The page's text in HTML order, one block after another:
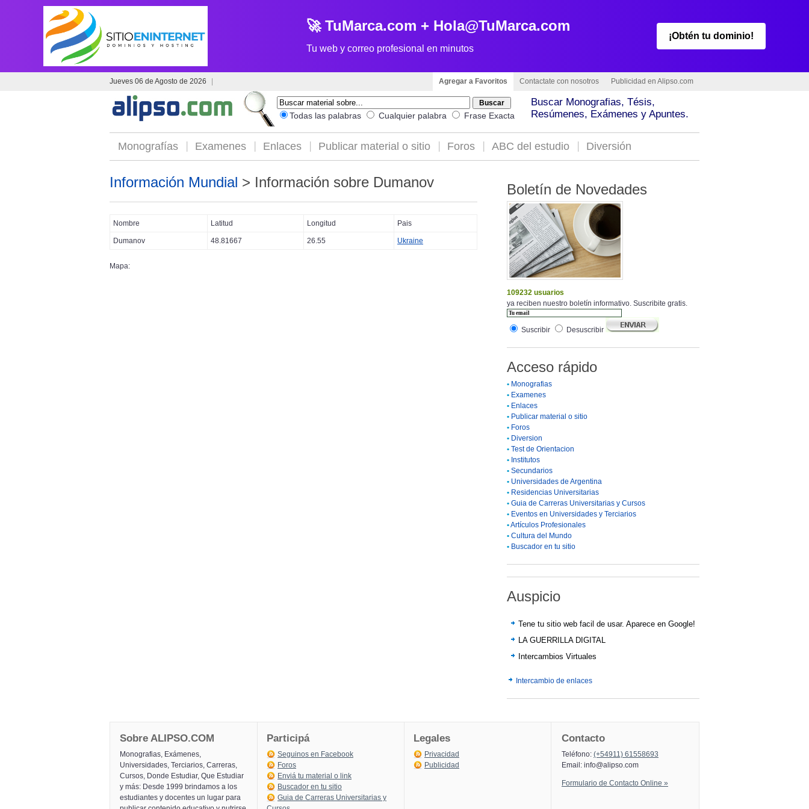
🚀 TuMarca.com + Hola@TuMarca.com
Tu web y correo profesional en minutos
¡Obtén tu dominio!
Jueves 06 de Agosto de 2026 Agregar a Favoritos Contactate con nosotros Publicidad en Alipso.com
Todas las palabras Cualquier palabra Frase Exacta
Buscar Monografias, Tésis,
Resúmenes, Exámenes y Apuntes.
Monografías Examenes Enlaces Publicar material o sitio Foros ABC del estudio Diversión
Información Mundial > Información sobre Dumanov
Nombre Latitud Longitud Pais
Dumanov 48.81667 26.55 Ukraine
Mapa:
Boletín de Novedades
109232 usuarios
ya reciben nuestro boletín informativo. Suscribite gratis.
Suscribir Desuscribir
Acceso rápido
• Monografias
• Examenes
• Enlaces
• Publicar material o sitio
• Foros
• Diversion
• Test de Orientacion
• Institutos
• Secundarios
• Universidades de Argentina
• Residencias Universitarias
• Guia de Carreras Universitarias y Cursos
• Eventos en Universidades y Terciarios
•Artículos Profesionales
• Cultura del Mundo
• Buscador en tu sitio
Auspicio
Tene tu sitio web facil de usar. Aparece en Google!
LA GUERRILLA DIGITAL
Intercambios Virtuales
Intercambio de enlaces
Sobre ALIPSO.COM
Monografias, Exámenes,
Universidades, Terciarios, Carreras,
Cursos, Donde Estudiar, Que Estudiar
y más: Desde 1999 brindamos a los
estudiantes y docentes un lugar para
Participá
Seguinos en Facebook
Foros
Enviá tu material o link
Buscador en tu sitio
Guia de Carreras Universitarias y
Legales
Privacidad
Publicidad
Contacto
Teléfono: (+54911) 61558693
Email: info@alipso.com
Formulario de Contacto Online »